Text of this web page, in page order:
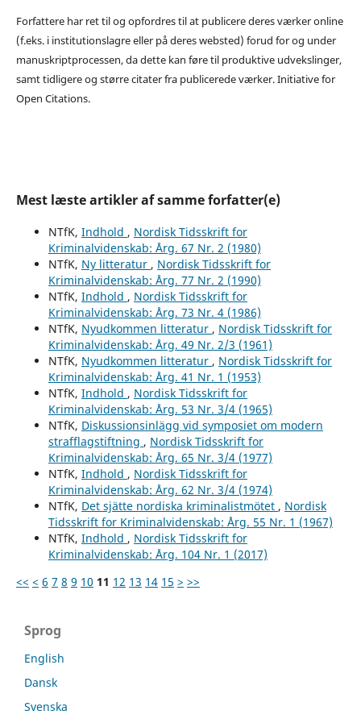
Forfattere har ret til og opfordres til at publicere deres værker online
(f.eks. i institutionslagre eller på deres websted) forud for og under
manuskriptprocessen, da dette kan føre til produktive udvekslinger,
samt tidligere og større citater fra publicerede værker. Initiative for
Open Citations.
Mest læste artikler af samme forfatter(e)
NTfK, Indhold , Nordisk Tidsskrift for
Kriminalvidenskab: Årg. 67 Nr. 2 (1980)
NTfK, Ny litteratur , Nordisk Tidsskrift for
Kriminalvidenskab: Årg. 77 Nr. 2 (1990)
NTfK, Indhold , Nordisk Tidsskrift for
Kriminalvidenskab: Årg. 73 Nr. 4 (1986)
NTfK, Nyudkommen litteratur , Nordisk Tidsskrift for
Kriminalvidenskab: Årg. 49 Nr. 2/3 (1961)
NTfK, Nyudkommen litteratur , Nordisk Tidsskrift for
Kriminalvidenskab: Årg. 41 Nr. 1 (1953)
NTfK, Indhold , Nordisk Tidsskrift for
Kriminalvidenskab: Årg. 53 Nr. 3/4 (1965)
NTfK, Diskussionsinlägg vid symposiet om modern
strafflagstiftning , Nordisk Tidsskrift for
Kriminalvidenskab: Årg. 65 Nr. 3/4 (1977)
NTfK, Indhold , Nordisk Tidsskrift for
Kriminalvidenskab: Årg. 62 Nr. 3/4 (1974)
NTfK, Det sjätte nordiska kriminalistmötet , Nordisk
Tidsskrift for Kriminalvidenskab: Årg. 55 Nr. 1 (1967)
NTfK, Indhold , Nordisk Tidsskrift for
Kriminalvidenskab: Årg. 104 Nr. 1 (2017)
<< < 6 7 8 9 10 11 12 13 14 15 > >>
Sprog
English
Dansk
Svenska